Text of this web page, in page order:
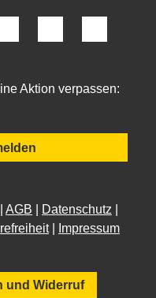
Aktion verpassen:
AGB Datenschutz
| Impressum
und Widerruf